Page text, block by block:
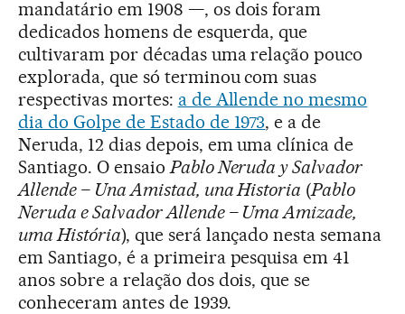
mandatário em 1908 —, os dois foram
dedicados homens de esquerda, que
cultivaram por décadas uma relação pouco
explorada, que só terminou com suas
respectivas mortes: a de Allende no mesmo
dia do Golpe de Estado de 1973, e a de
Neruda, 12 dias depois, em uma clínica de
Santiago. O ensaioPablo Neruda y Salvador
Allende – Una Amistad, una Historia (Pablo
Neruda e Salvador Allende – Uma Amizade,
uma História), que será lançado nesta semana
em Santiago, é a primeira pesquisa em 41
anos sobre a relação dos dois, que se
conheceram antes de 1939.